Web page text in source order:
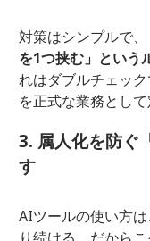
対策はシンプルで、
を1つ挟む」という
れはダブルチェッ
を正式な業務とし
3. 属人化を防ぐ
す
AIツールの使い方